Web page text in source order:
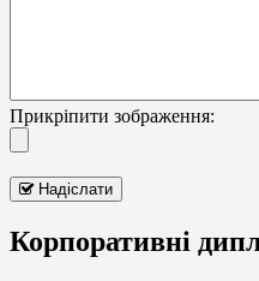
Прикріпити зображення:
Надіслати
Корпоративні